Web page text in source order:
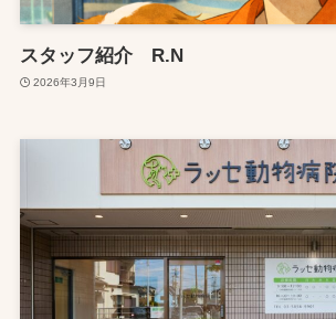
スタッフ紹介 R.N
2026年3月9日